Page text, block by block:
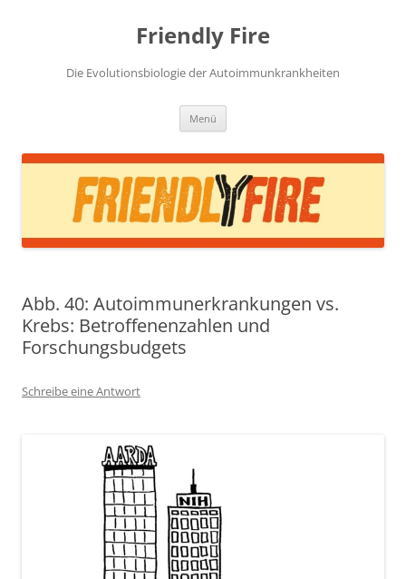
Friendly Fire
Die Evolutionsbiologie der Autoimmunkrankheiten
Menü
Abb. 40: Autoimmunerkrankungen vs.
Krebs: Betroffenenzahlen und
Forschungsbudgets
Schreibe eine Antwort